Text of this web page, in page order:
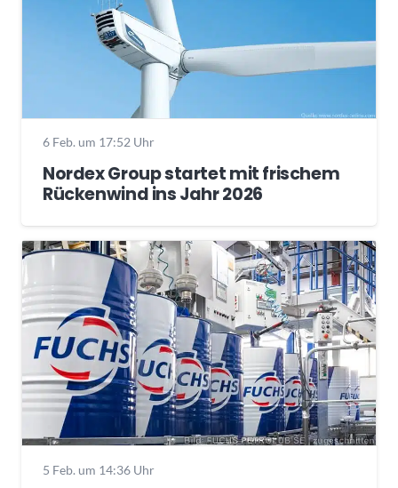
6 Feb. um 17:52 Uhr
Nordex Group startet mit frischem
Rückenwind ins Jahr 2026
5 Feb. um 14:36 Uhr